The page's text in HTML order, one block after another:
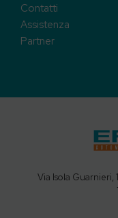
Contatti
Assistenza
Partner
Via Isola Guarnieri,